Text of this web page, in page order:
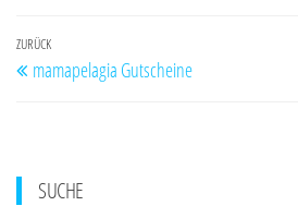
Beitragsnavigation
Vorheriger
Beitrag
ZURÜCK
mamapelagia Gutscheine
SUCHE